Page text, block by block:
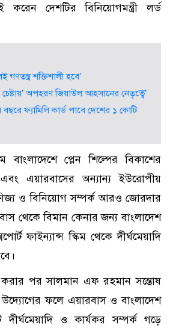
করেন দেশটির বিনিয়োগমন্ত্রী লর্ড
গণতন্ত্র শক্তিশালী হবে’
চেষ্টায়’ অপহরণ জিয়াউল আহসানের নেতৃত্বে’
ফ্যামিলি কার্ড পাবে দেশের ১ কোটি
প্লেন শিল্পের বিকাশের
এবং এয়ারবাসের অন্যান্য ইউরোপীয়
ও বিনিয়োগ সম্পর্ক আরও জোরদার
থেকে বিমান কেনার জন্য বাংলাদেশ
ফাইন্যান্স স্কিম থেকে দীর্ঘমেয়াদি
পর সালমান এফ রহমান সন্তোষ
ফলে এয়ারবাস ও বাংলাদেশ
দীর্ঘমেয়াদি ও কার্যকর সম্পর্ক গড়ে